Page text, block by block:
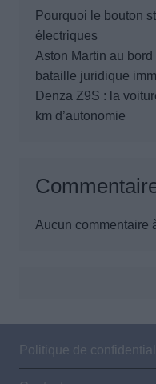
Pourquoi le bouton
électriques
Aston Martin au
bataille juridique
Denza Z9S : la
km d’autonomie
Aucun commentaire
Politique de